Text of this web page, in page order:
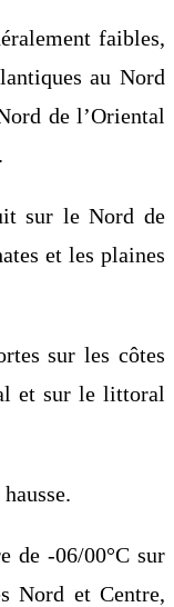
faibles,
au Nord
de l’Oriental
sur le Nord de
et les plaines
sur les côtes
et sur le littoral
de -06/00°C sur
Nord et Centre,